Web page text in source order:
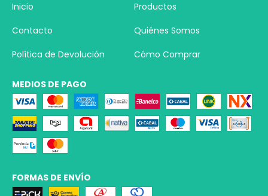
Inicio
Productos
Contacto
Quiénes Somos
Política de Devolución
Cómo Comprar
MEDIOS DE PAGO
FORMAS DE ENVÍO